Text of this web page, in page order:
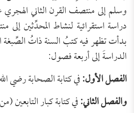
وسلم إلى منتصف القرن الثاني
دراسة استقرائية لنشاط المحدِّثين إلى
بدأت تظهر فيه كتبُ السنة ذاتُ
الدراسةَ إلى أربعة فصول:
الفصل الأول:في كتابة الصحابة رضي
والفصل الثاني:في كتابة كبار التابعين (من